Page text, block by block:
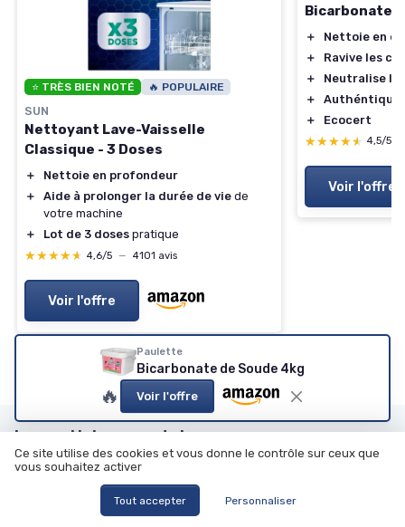
⭐ TRÈS BIEN NOTÉ 🔥 POPULAIRE
SUN
Nettoyant Lave-Vaisselle
Classique - 3 Doses
＋
Nettoie en profondeur
＋
Aide à prolonger la durée de vie de
votre machine
＋
Lot de 3 doses pratique
★★★★★
★★★★★ 4,6/5 — 4101 avis
Voir l'offre
Bicarbonate
＋
Nettoie en
＋
Ravive les
＋
Neutralise
＋
Authéntique
＋
Ecocert
★★★★★
★★★★★ 4,5/5
Voir l'offre
Paulette
Bicarbonate de Soude 4kg
🔥 Voir l'offre
Les articles par date
Janvier 2024
Octobre 2024
Ce site utilise des cookies et vous donne le contrôle sur ceux que
vous souhaitez activer
Tout accepter Personnaliser